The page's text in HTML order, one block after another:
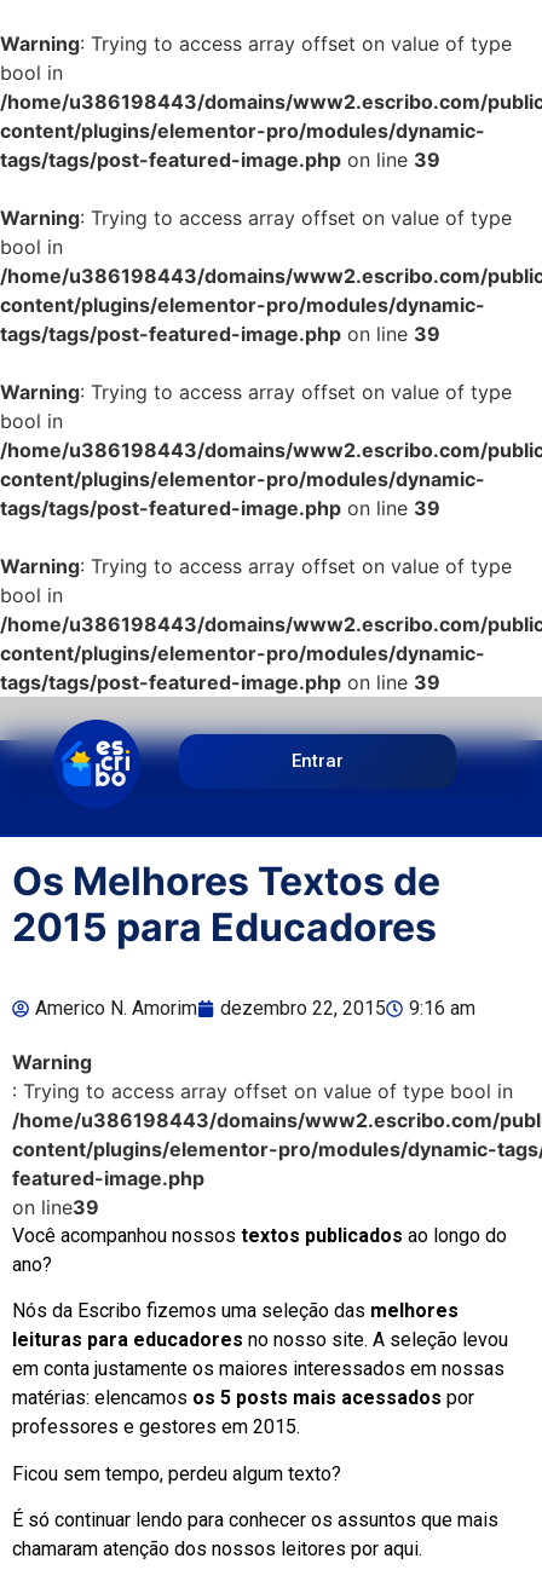
Warning: Trying to access array offset on value of type
bool in
/home/u386198443/domains/www2.escribo.com/
content/plugins/elementor-pro/modules/dynamic-
tags/tags/post-featured-image.php on line 39
Warning: Trying to access array offset on value of type
bool in
/home/u386198443/domains/www2.escribo.com/
content/plugins/elementor-pro/modules/dynamic-
tags/tags/post-featured-image.php on line 39
Warning: Trying to access array offset on value of type
bool in
/home/u386198443/domains/www2.escribo.com/
content/plugins/elementor-pro/modules/dynamic-
tags/tags/post-featured-image.php on line 39
Warning: Trying to access array offset on value of type
bool in
/home/u386198443/domains/www2.escribo.com/
content/plugins/elementor-pro/modules/dynamic-
tags/tags/post-featured-image.php on line 39
Entrar
Os Melhores Textos de
2015 para Educadores
Americo N. Amorim dezembro 22, 2015 9:16 am
Warning
: Trying to access array offset on value of type bool in
/home/u386198443/domains/www2.escribo.com/
content/plugins/elementor-pro/modules/dynamic-
featured-image.php
on line39
Você acompanhou nossos textos publicados ao longo do
ano?
Nós da Escribo fizemos uma seleção das melhores
leituras para educadores no nosso site. A seleção levou
em conta justamente os maiores interessados em nossas
matérias: elencamos os 5 posts mais acessados por
professores e gestores em 2015.
Ficou sem tempo, perdeu algum texto?
É só continuar lendo para conhecer os assuntos que mais
chamaram atenção dos nossos leitores por aqui.